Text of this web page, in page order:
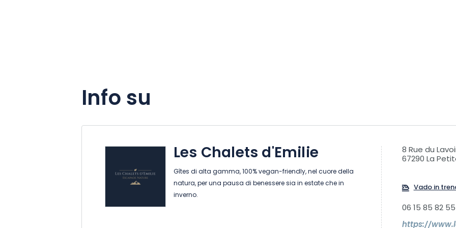
Info su
Les Chalets d'Emilie
Gîtes di alta gamma, 100% vegan-friendly, nel cuore della
natura, per una pausa di benessere sia in estate che in
inverno.
8 Rue du
67290 La
Vado in
06 15 85 82 55
https://